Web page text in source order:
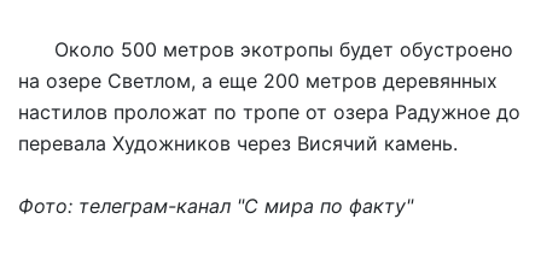
Около 500 метров экотропы будет обустроено
на озере Светлом, а еще 200 метров деревянных
настилов проложат по тропе от озера Радужное до
перевала Художников через Висячий камень.
Фото: телеграм-канал "С мира по факту"